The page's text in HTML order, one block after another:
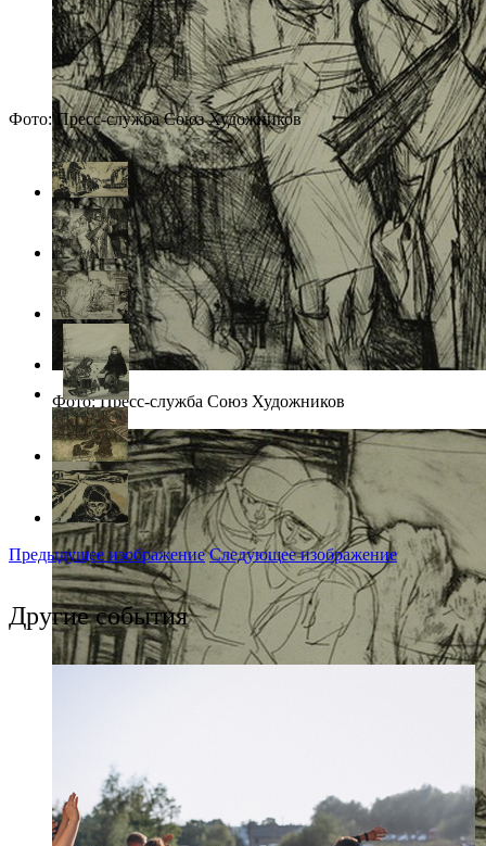
Фото: Пресс-служба Союз Художников
Фото: Пресс-служба Союз Художников
Предыдущее изображение Следующее изображение
Другие события